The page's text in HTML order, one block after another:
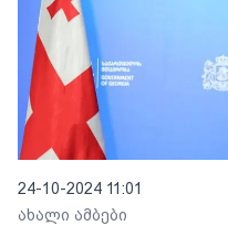
24-10-2024 11:01
ახალი ამბები